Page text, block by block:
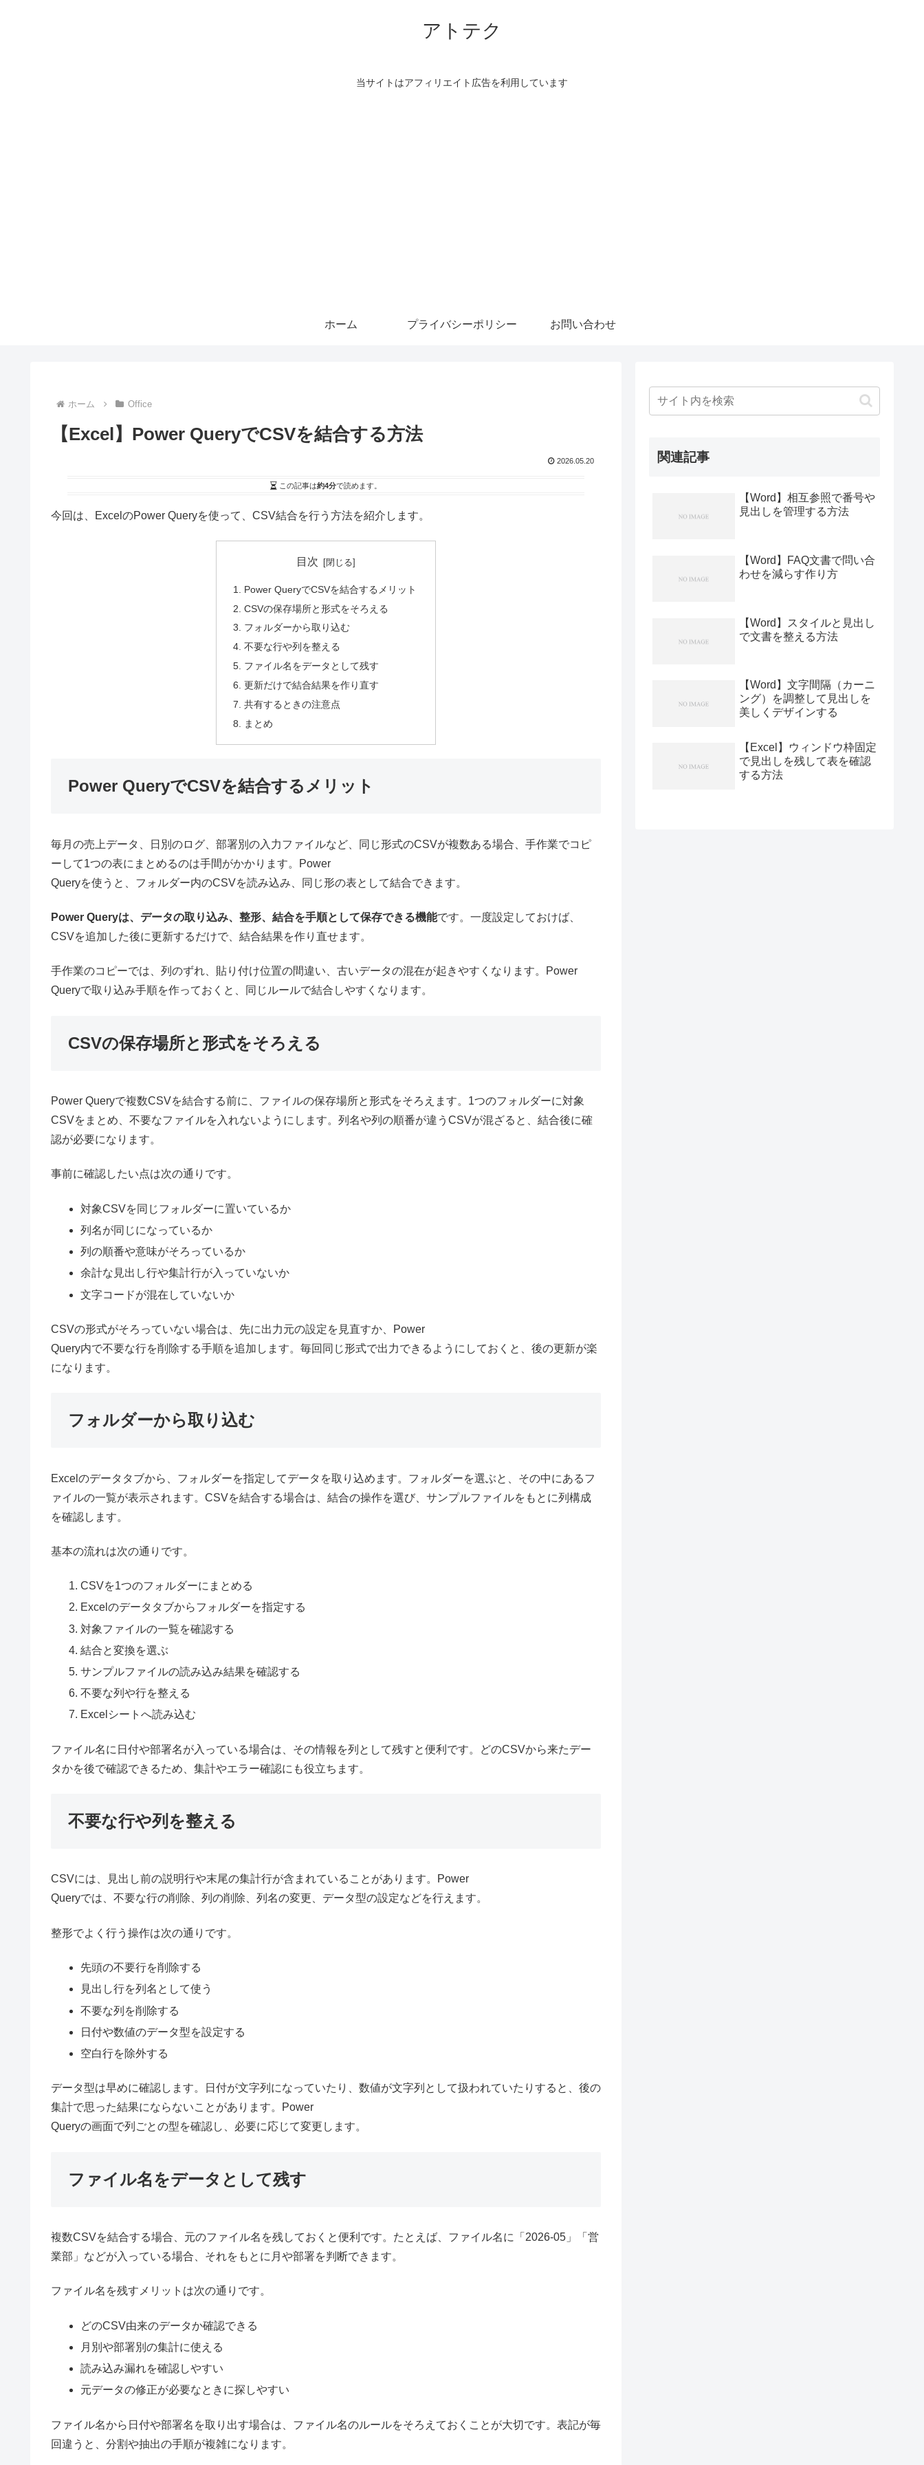
アトテク
当サイトはアフィリエイト広告を利用しています
ホーム プライバシーポリシー お問い合わせ
ホーム Office
【Excel】Power QueryでCSVを結合する方法
2026.05.20
この記事は約4分で読めます。
今回は、ExcelのPower Queryを使って、CSV結合を行う方法を紹介します。
目次
Power QueryでCSVを結合するメリット
CSVの保存場所と形式をそろえる
フォルダーから取り込む
不要な行や列を整える
ファイル名をデータとして残す
更新だけで結合結果を作り直す
共有するときの注意点
まとめ
Power QueryでCSVを結合するメリット
毎月の売上データ、日別のログ、部署別の入力ファイルなど、同じ形式のCSVが複数ある場合、手作業でコピ
ーして1つの表にまとめるのは手間がかかります。Power
Queryを使うと、フォルダー内のCSVを読み込み、同じ形の表として結合できます。
Power Queryは、データの取り込み、整形、結合を手順として保存できる機能です。一度設定しておけば、
CSVを追加した後に更新するだけで、結合結果を作り直せます。
手作業のコピーでは、列のずれ、貼り付け位置の間違い、古いデータの混在が起きやすくなります。Power
Queryで取り込み手順を作っておくと、同じルールで結合しやすくなります。
CSVの保存場所と形式をそろえる
Power Queryで複数CSVを結合する前に、ファイルの保存場所と形式をそろえます。1つのフォルダーに対象
CSVをまとめ、不要なファイルを入れないようにします。列名や列の順番が違うCSVが混ざると、結合後に確
認が必要になります。
事前に確認したい点は次の通りです。
対象CSVを同じフォルダーに置いているか
列名が同じになっているか
列の順番や意味がそろっているか
余計な見出し行や集計行が入っていないか
文字コードが混在していないか
CSVの形式がそろっていない場合は、先に出力元の設定を見直すか、Power
Query内で不要な行を削除する手順を追加します。毎回同じ形式で出力できるようにしておくと、後の更新が楽
になります。
フォルダーから取り込む
Excelのデータタブから、フォルダーを指定してデータを取り込めます。フォルダーを選ぶと、その中にあるフ
ァイルの一覧が表示されます。CSVを結合する場合は、結合の操作を選び、サンプルファイルをもとに列構成
を確認します。
基本の流れは次の通りです。
CSVを1つのフォルダーにまとめる
Excelのデータタブからフォルダーを指定する
対象ファイルの一覧を確認する
結合と変換を選ぶ
サンプルファイルの読み込み結果を確認する
不要な列や行を整える
Excelシートへ読み込む
ファイル名に日付や部署名が入っている場合は、その情報を列として残すと便利です。どのCSVから来たデー
タかを後で確認できるため、集計やエラー確認にも役立ちます。
不要な行や列を整える
CSVには、見出し前の説明行や末尾の集計行が含まれていることがあります。Power
Queryでは、不要な行の削除、列の削除、列名の変更、データ型の設定などを行えます。
整形でよく行う操作は次の通りです。
先頭の不要行を削除する
見出し行を列名として使う
不要な列を削除する
日付や数値のデータ型を設定する
空白行を除外する
データ型は早めに確認します。日付が文字列になっていたり、数値が文字列として扱われていたりすると、後の
集計で思った結果にならないことがあります。Power
Queryの画面で列ごとの型を確認し、必要に応じて変更します。
ファイル名をデータとして残す
複数CSVを結合する場合、元のファイル名を残しておくと便利です。たとえば、ファイル名に「2026-05」「営
業部」などが入っている場合、それをもとに月や部署を判断できます。
ファイル名を残すメリットは次の通りです。
どのCSV由来のデータか確認できる
月別や部署別の集計に使える
読み込み漏れを確認しやすい
元データの修正が必要なときに探しやすい
ファイル名から日付や部署名を取り出す場合は、ファイル名のルールをそろえておくことが大切です。表記が毎
回違うと、分割や抽出の手順が複雑になります。
関連記事
【Word】相互参照で番号や
見出しを管理する方法
【Word】FAQ文書で問い合
わせを減らす作り方
【Word】スタイルと見出し
で文書を整える方法
【Word】文字間隔（カーニ
ング）を調整して見出しを
美しくデザインする
【Excel】ウィンドウ枠固定
で見出しを残して表を確認
する方法